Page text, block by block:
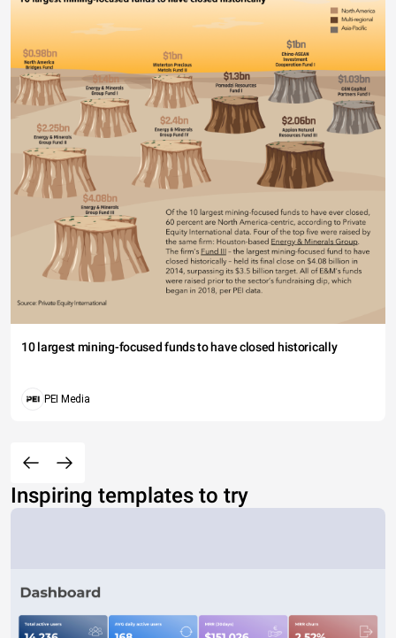
10 largest mining-focused funds to have closed historically
PEI Media
Inspiring templates to try